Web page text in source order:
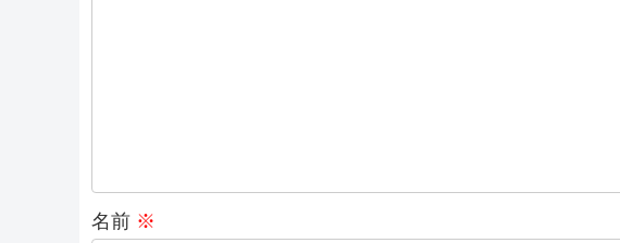
名前 ※